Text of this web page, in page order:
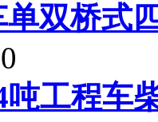
双桥式
吨工程车